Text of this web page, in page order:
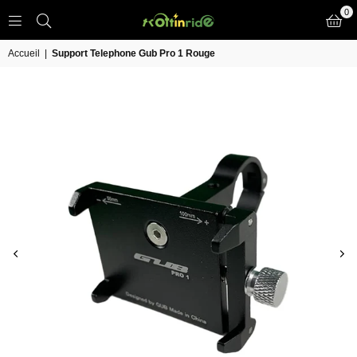
IN
0
Accueil Support Telephone Gub Pro 1 Rouge